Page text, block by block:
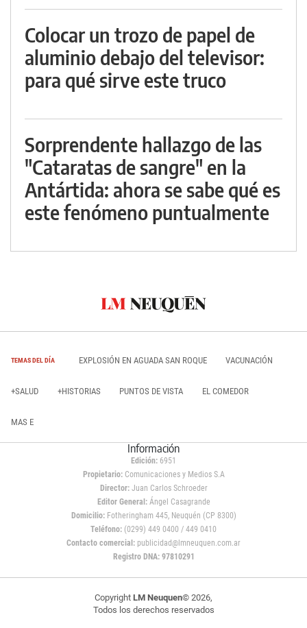
Colocar un trozo de papel de
aluminio debajo del televisor:
para qué sirve este truco
Sorprendente hallazgo de las
"Cataratas de sangre" en la
Antártida: ahora se sabe qué es
este fenómeno puntualmente
TEMAS DEL DÍA EXPLOSIÓN EN AGUADA SAN ROQUE VACUNACIÓN
+SALUD +HISTORIAS PUNTOS DE VISTA EL COMEDOR
MAS E
Información
Edición: 6951
Propietario:Comunicaciones y Medios S.A
Director: Juan Carlos Schroeder
Editor General:Ángel Casagrande
Domicilio:Fotheringham 445, Neuquén (CP 8300)
Teléfono: (0299) 449 0400 / 449 0410
Contacto comercial: publicidad@lmneuquen.com.ar
Registro DNA: 97810291
Copyright LM Neuquen© 2026,
Todos los derechos reservados